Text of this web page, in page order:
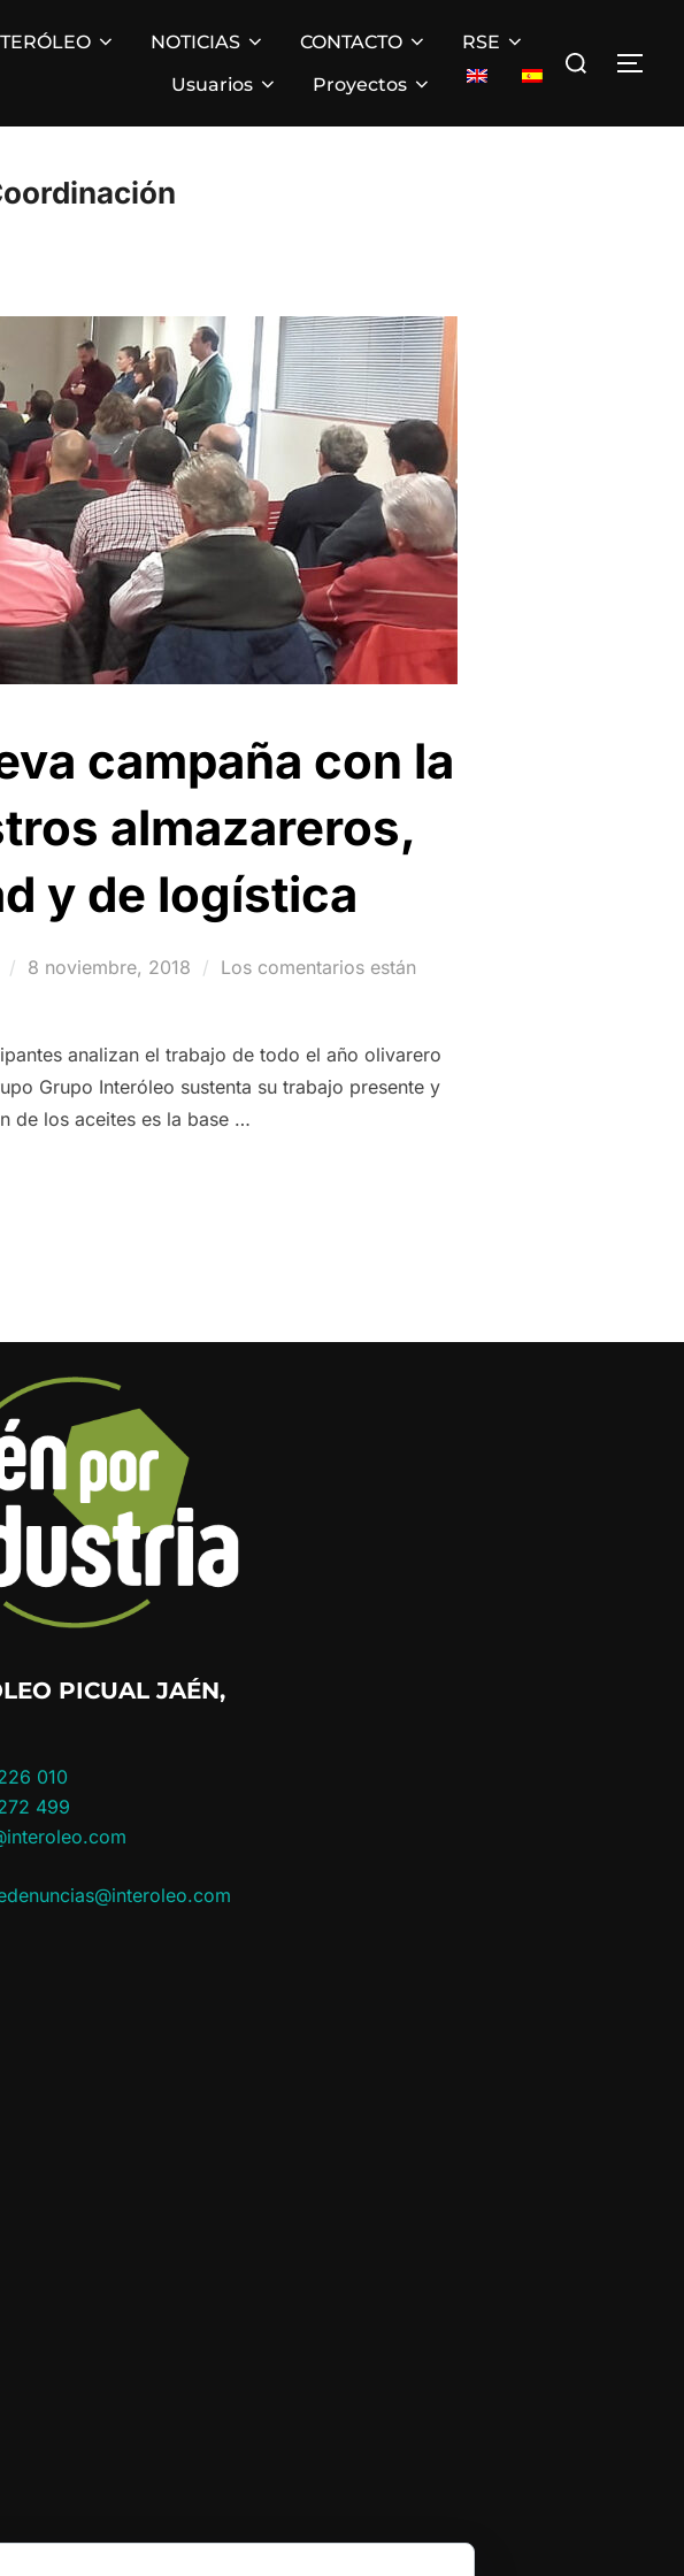
NOTICIAS CONTACTO
RSE
Usuarios
Proyectos
Buscar:
campaña con la
almazareros,
y de logística
Publicado
8 noviembre, 2018
Los comentarios están
analizan el trabajo de todo el año olivarero
Grupo Interóleo sustenta su trabajo presente y
de los aceites es la base …
INTERÓLEO INICIA LA NUEVA CAMPAÑA CON LA COORDINACIÓN DE LOS
PICUAL JAÉN,
010
499